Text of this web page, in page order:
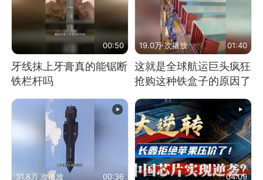
00:50
牙线抹上牙膏真的能锯断
铁栏杆吗
19.0万 次播放 01:40
这就是全球航运巨头疯狂
抢购这种铁盒子的原因了
31.8万 次播放 00:36 04:09